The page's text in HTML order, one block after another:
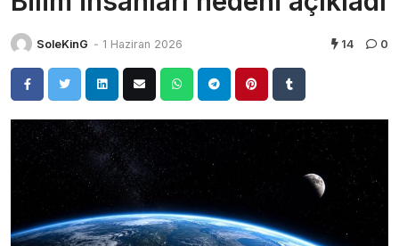
SoleKinG - 1 Haziran 2026 14 0